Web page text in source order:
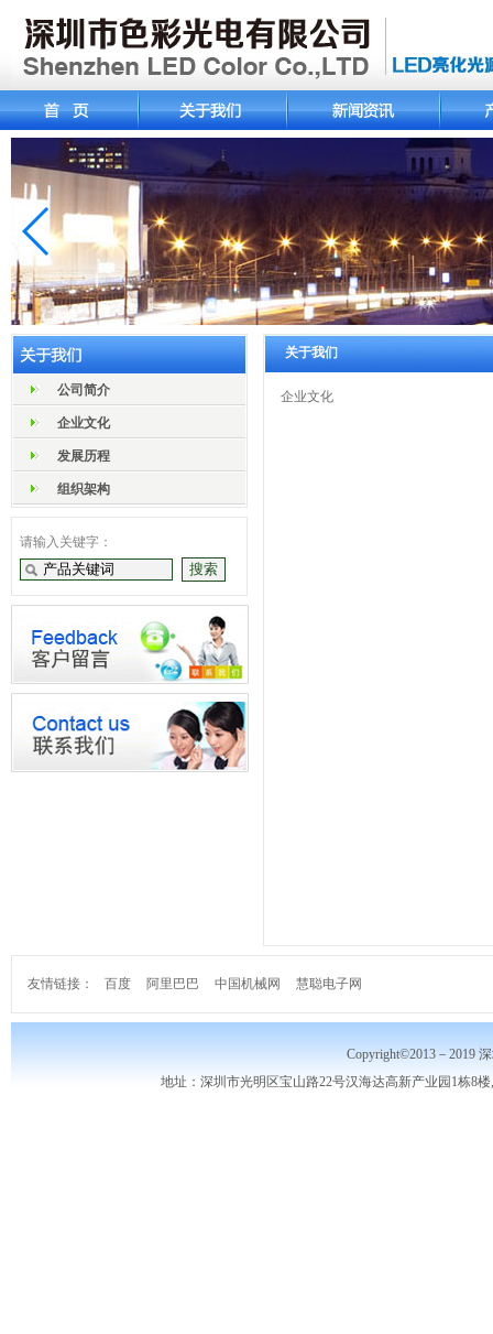
公司简介
企业文化
发展历程
组织架构
请输入关键字：
关于我们
企业文化
友情链接： 百度 阿里巴巴 中国机械网 慧聪电子网
Copyright©2013－2019
地址：深圳市光明区宝山路22号汉海达高新产业园1栋8楼